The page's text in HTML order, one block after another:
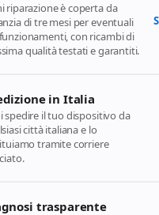
riparazione è coperta da
di tre mesi per eventuali
con ricambi di
qualità testati e garantiti.
in Italia
spedire il tuo dispositivo da
città italiana e lo
tramite corriere
trasparente